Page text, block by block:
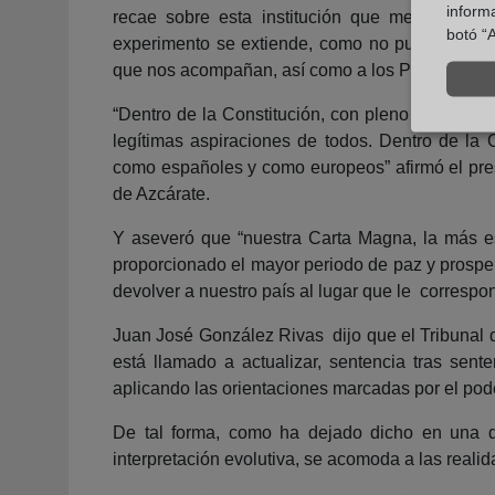
recae sobre esta institución que me honro
experimento se extiende, como no puede ser
que nos acompañan, así como a los
“Dentro de la Constitución, con pleno
legítimas aspiraciones de todos. Dentro de la
como españoles y como europeos” afirmó el
de Azcárate.
Y aseveró que “nuestra Carta Magna, la
proporcionado el mayor periodo de paz y
devolver a nuestro país al lugar que le
Juan José González Rivas dijo que el Tribunal
está llamado a actualizar, sentencia tras
aplicando las orientaciones marcadas por el
De tal forma, como ha dejado dicho en una
interpretación evolutiva, se acomoda a las
botó